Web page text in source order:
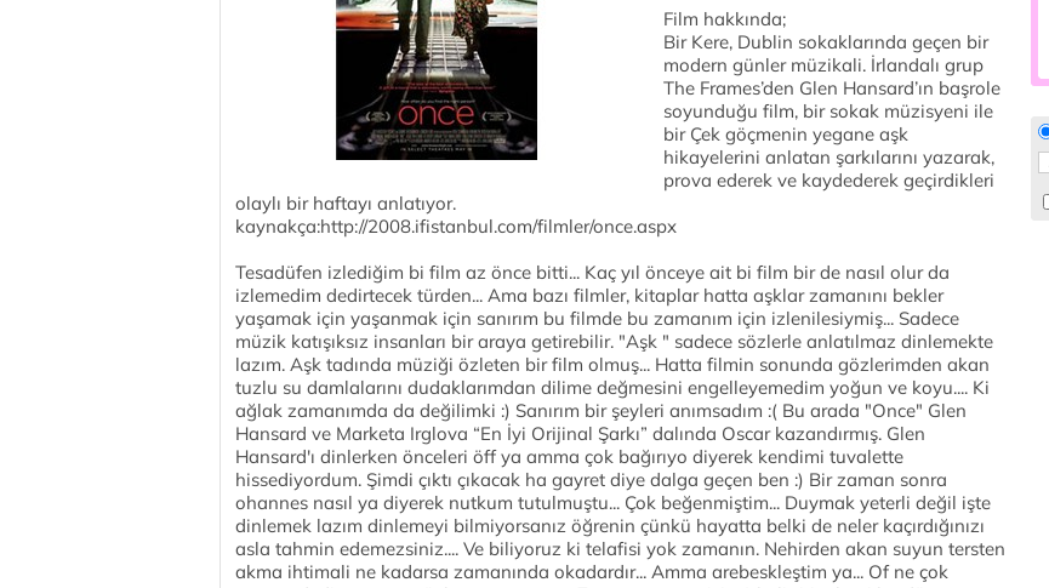
Film hakkında;
Bir Kere, Dublin sokaklarında geçen bir
modern günler müzikali. İrlandalı grup
The Frames’den Glen Hansard’ın başrole
soyunduğu film, bir sokak müzisyeni ile
bir Çek göçmenin yegane aşk
hikayelerini anlatan şarkılarını yazarak,
prova ederek ve kaydederek geçirdikleri
olaylı bir haftayı anlatıyor.
kaynakça:http://2008.ifistanbul.com/filmler/once.aspx
Tesadüfen izlediğim bi film az önce bitti... Kaç yıl önceye ait bi film bir de nasıl olur da
izlemedim dedirtecek türden... Ama bazı filmler, kitaplar hatta aşklar zamanını bekler
yaşamak için yaşanmak için sanırım bu filmde bu zamanım için izlenilesiymiş... Sadece
müzik katışıksız insanları bir araya getirebilir. "Aşk " sadece sözlerle anlatılmaz dinlemekte
lazım. Aşk tadında müziği özleten bir film olmuş... Hatta filmin sonunda gözlerimden akan
tuzlu su damlalarını dudaklarımdan dilime değmesini engelleyemedim yoğun ve koyu.... Ki
ağlak zamanımda da değilimki :) Sanırım bir şeyleri anımsadım :( Bu arada "Once" Glen
Hansard ve Marketa Irglova “En İyi Orijinal Şarkı” dalında Oscar kazandırmış. Glen
Hansard'ı dinlerken önceleri öff ya amma çok bağırıyo diyerek kendimi tuvalette
hissediyordum. Şimdi çıktı çıkacak ha gayret diye dalga geçen ben :) Bir zaman sonra
ohannes nasıl ya diyerek nutkum tutulmuştu... Çok beğenmiştim... Duymak yeterli değil işte
dinlemek lazım dinlemeyi bilmiyorsanız öğrenin çünkü hayatta belki de neler kaçırdığınızı
asla tahmin edemezsiniz.... Ve biliyoruz ki telafisi yok zamanın. Nehirden akan suyun tersten
akma ihtimali ne kadarsa zamanında okadardır... Amma arebeskleştim ya... Of ne çok